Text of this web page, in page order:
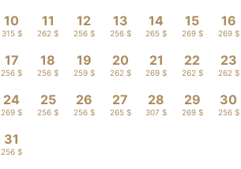
10
315 $
11
262 $
12
256 $
13
256 $
14
265 $
15
269 $
16
269 $
17
256 $
18
256 $
19
259 $
20
262 $
21
269 $
22
262 $
23
262 $
24
269 $
25
256 $
26
256 $
27
265 $
28
307 $
29
269 $
30
256 $
31
256 $